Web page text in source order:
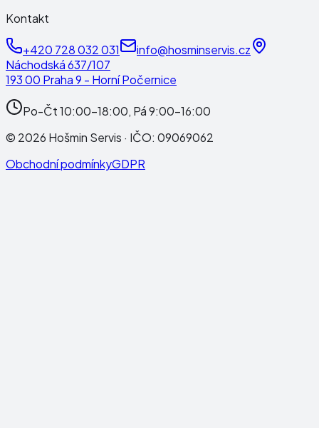
Kontakt
+420 728 032 031
info@hosminservis.cz
Náchodská 637/107
193 00 Praha 9 - Horní Počernice
Po-Čt 10:00-18:00, Pá 9:00-16:00
© 2026 Hošmin Servis · IČO: 09069062
Obchodní podmínkyGDPR